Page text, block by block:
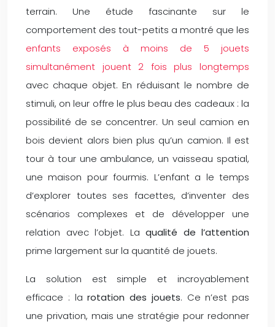
terrain. Une étude fascinante sur le
comportement des tout-petits a montré que les
enfants exposés à moins de 5 jouets
simultanément jouent 2 fois plus longtemps
avec chaque objet. En réduisant le nombre de
stimuli, on leur offre le plus beau des cadeaux : la
possibilité de se concentrer. Un seul camion en
bois devient alors bien plus qu’un camion. Il est
tour à tour une ambulance, un vaisseau spatial,
une maison pour fourmis. L’enfant a le temps
d’explorer toutes ses facettes, d’inventer des
scénarios complexes et de développer une
relation avec l’objet. La qualité de l’attention
prime largement sur la quantité de jouets.
La solution est simple et incroyablement
efficace : larotation des jouets. Ce n’est pas
une privation, mais une stratégie pour redonner